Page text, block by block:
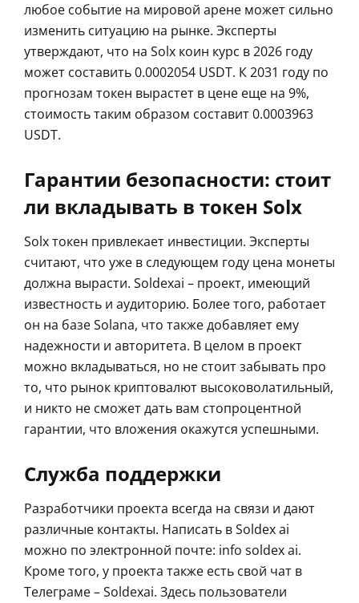
любое событие на мировой арене может сильно
изменить ситуацию на рынке. Эксперты
утверждают, что на Solx коин курс в 2026 году
может составить 0.0002054 USDT. К 2031 году по
прогнозам токен вырастет в цене еще на 9%,
стоимость таким образом составит 0.0003963
USDT.
Гарантии безопасности: стоит
ли вкладывать в токен Solx
Solx токен привлекает инвестиции. Эксперты
считают, что уже в следующем году цена монеты
должна вырасти. Soldexai – проект, имеющий
известность и аудиторию. Более того, работает
он на базе Solana, что также добавляет ему
надежности и авторитета. В целом в проект
можно вкладываться, но не стоит забывать про
то, что рынок криптовалют высоковолатильный,
и никто не сможет дать вам стопроцентной
гарантии, что вложения окажутся успешными.
Служба поддержки
Разработчики проекта всегда на связи и дают
различные контакты. Написать в Soldex ai
можно по электронной почте: info soldex ai.
Кроме того, у проекта также есть свой чат в
Телеграме – Soldexai. Здесь пользователи